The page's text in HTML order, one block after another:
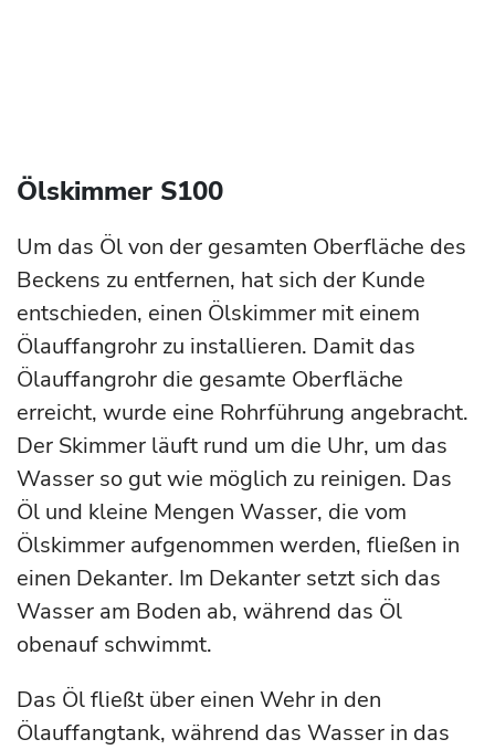
Ölskimmer S100
Um das Öl von der gesamten Oberfläche des
Beckens zu entfernen, hat sich der Kunde
entschieden, einen Ölskimmer mit einem
Ölauffangrohr zu installieren. Damit das
Ölauffangrohr die gesamte Oberfläche
erreicht, wurde eine Rohrführung angebracht.
Der Skimmer läuft rund um die Uhr, um das
Wasser so gut wie möglich zu reinigen. Das
Öl und kleine Mengen Wasser, die vom
Ölskimmer aufgenommen werden, fließen in
einen Dekanter. Im Dekanter setzt sich das
Wasser am Boden ab, während das Öl
obenauf schwimmt.
Das Öl fließt über einen Wehr in den
Ölauffangtank, während das Wasser in das